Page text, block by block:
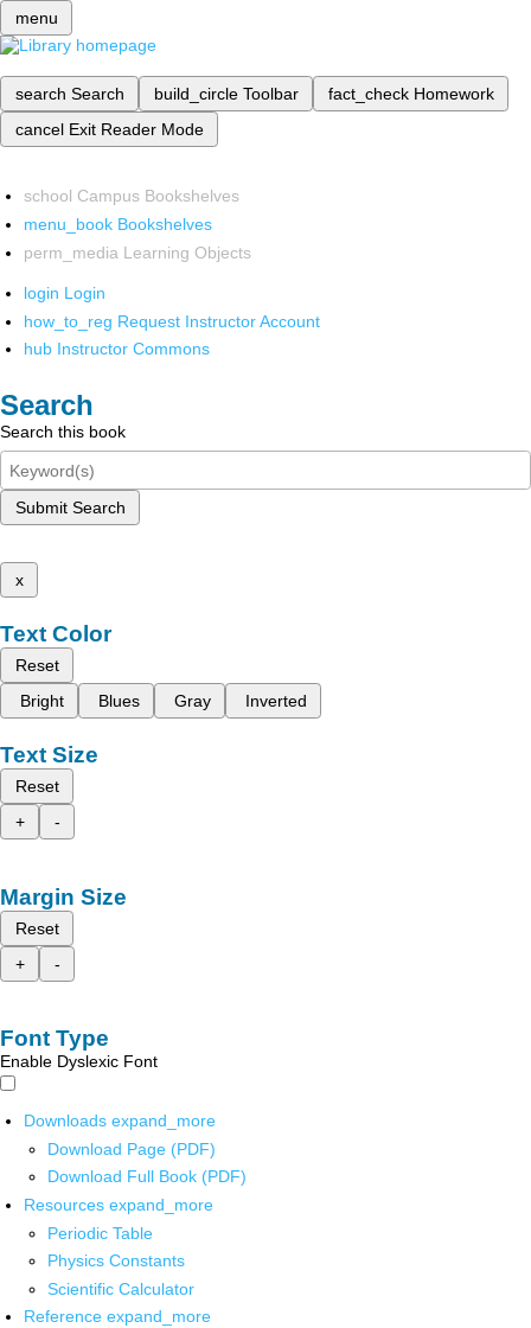
menu
search Search build_circle Toolbar fact_check Homework
cancel Exit Reader Mode
school Campus Bookshelves
menu_book Bookshelves
perm_media Learning Objects
login Login
how_to_reg Request Instructor Account
hub Instructor Commons
Search
Search this book
Submit Search
x
Text Color
Reset
Bright
Blues Gray Inverted
Text Size
Reset
+
-
Margin Size
Reset
+
-
Font Type
Enable Dyslexic Font
Downloads expand_more
Download Page (PDF)
Download Full Book (PDF)
Resources expand_more
Periodic Table
Physics Constants
Scientific Calculator
Reference expand_more